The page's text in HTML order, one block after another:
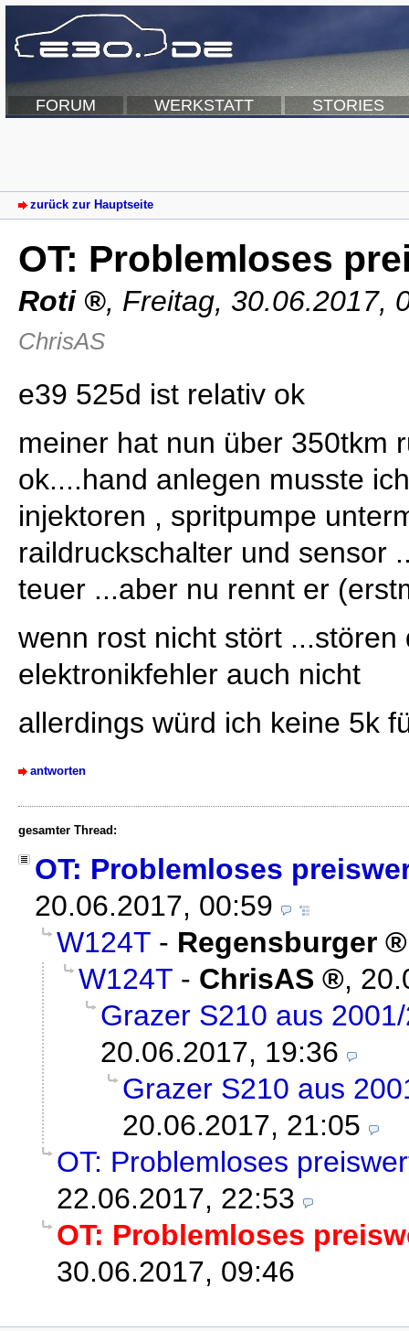
FORUM WERKSTATT STORIES
zurück zur Hauptseite
OT: Problemloses
Roti , Freitag, 30.06.2017,
ChrisAS
e39 525d ist relativ ok
meiner hat nun über 350tkm
ok....hand anlegen musste
injektoren , spritpumpe
raildruckschalter und sensor
teuer ...aber nu rennt er
wenn rost nicht stört ...stören
elektronikfehler auch nicht
allerdings würd ich keine 5k
antworten
gesamter Thread:
OT: Problemloses
20.06.2017, 00:59
W124T - Regensburger
W124T - ChrisAS ,
Grazer S210 aus
20.06.2017, 19:36
Grazer S210 aus
20.06.2017, 21:05
OT: Problemloses
22.06.2017, 22:53
OT: Problemloses
30.06.2017, 09:46